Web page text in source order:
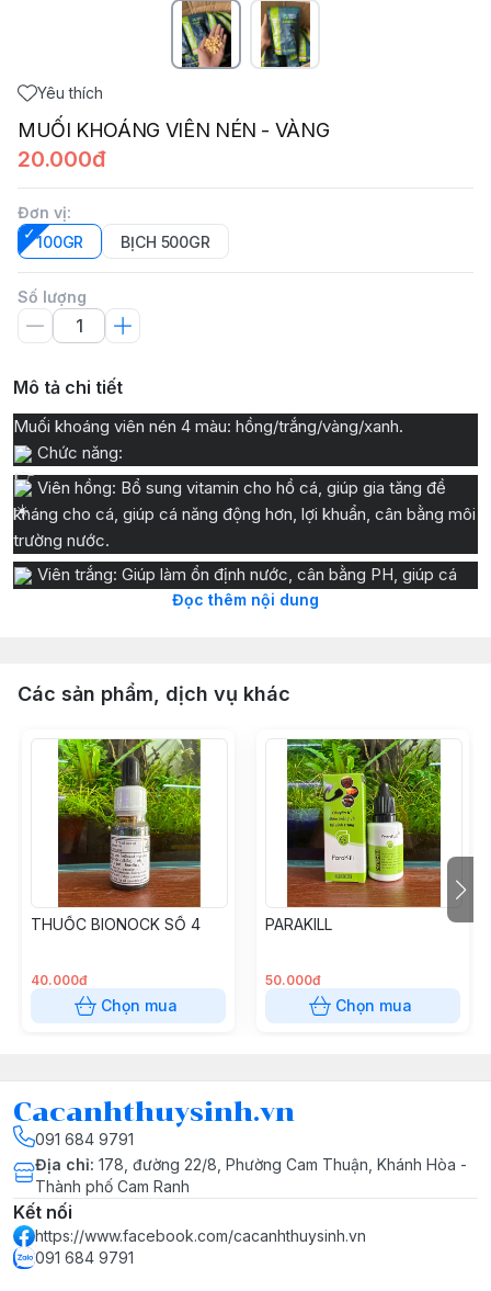
Yêu thích
MUỐI KHOÁNG VIÊN NÉN - VÀNG
20.000đ
Đơn vị:
100GR
BỊCH 500GR
Số lượng
Mô tả chi tiết
Muối khoáng viên nén 4 màu: hồng/trắng/vàng/xanh.
Chức năng:
Viên hồng: Bổ sung vitamin cho hồ cá, giúp gia tăng đề
kháng cho cá, giúp cá năng động hơn, lợi khuẩn, cân bằng môi
trường nước.
Viên trắng: Giúp làm ổn định nước, cân bằng PH, giúp cá
giảm stress và nhanh chóng thích nghi với môi trường mới, bổ
Tiêu diệt 1 số mầm bệnh trong nước.
dưỡng cá mới về, phòng các bệnh nấm, bệnh về mắt, xù vảy,
túm lắc, thối thân, cơ thể trầy xước...
Viên xanh: Phòng các bệnh về kí sinh, nấm, thối đuôi, thối
vây, bệnh về mang, bệnh liên quan đến thận của cá... Dùng để
phòng và chữa các bệnh về nấm...
Hướng dẫn sử dụng:
+ Phòng ngừa: 1 viên/20 lít nước đối với nước mới.
- Màu trắng: 1 viên/10lít
- Màu vàng: 1 viên/5lít
Đọc thêm nội dung
Các sản phẩm, dịch vụ khác
THUỐC BIONOCK SỐ 4
40.000đ
Chọn mua
PARAKILL
50.000đ
Chọn mua
Cacanhthuysinh.vn
091 684 9791
Địa chỉ: 178, đường 22/8, Phường Cam Thuận, Khánh Hòa -
Thành phố Cam Ranh
Kết nối
https://www.facebook.com/cacanhthuysinh.vn
091 684 9791